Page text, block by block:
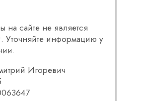
сайте не является
Уточняйте информацию у
Игоревич